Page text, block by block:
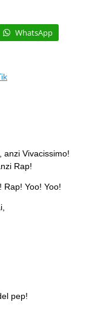
WhatsApp
anzi Vivacissimo!
Rap!
Rap! Yoo! Yoo!
pep!